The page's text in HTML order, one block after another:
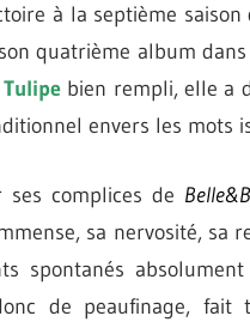
à la septième saison
quatrième album
bien rempli, elle a
envers les mots
ses complices de
sa nervosité, sa
spontanés
de peaufinage,